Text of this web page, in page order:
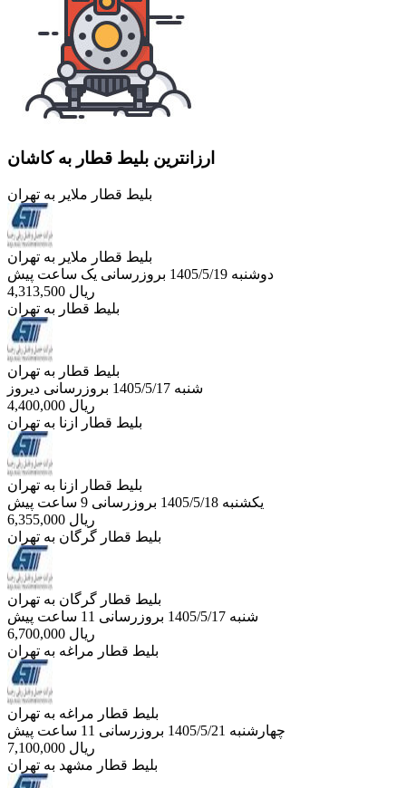
ارزانترین بلیط قطار به کاشان
بلیط قطار ملایر به تهران
بلیط قطار ملایر به تهران
دوشنبه 1405/5/19
بروزرسانی یک ساعت پیش
4,313,500 ریال
بلیط قطار به تهران
بلیط قطار به تهران
شنبه 1405/5/17
بروزرسانی دیروز
4,400,000 ریال
بلیط قطار ازنا به تهران
بلیط قطار ازنا به تهران
یکشنبه 1405/5/18
بروزرسانی 9 ساعت پیش
6,355,000 ریال
بلیط قطار گرگان به تهران
بلیط قطار گرگان به تهران
شنبه 1405/5/17
بروزرسانی 11 ساعت پیش
6,700,000 ریال
بلیط قطار مراغه به تهران
بلیط قطار مراغه به تهران
چهارشنبه 1405/5/21
بروزرسانی 11 ساعت پیش
7,100,000 ریال
بلیط قطار مشهد به تهران